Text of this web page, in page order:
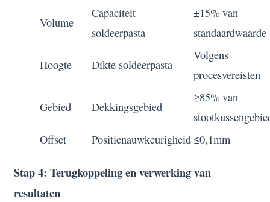
Volume
Capaciteit
soldeerpasta
±15% van
standaardwaarde
Hoogte Dikte soldeerpasta
Volgens
procesvereisten
Gebied Dekkingsgebied
≥85% van
Offset
Positienauwkeurigheid ≤0,1mm
Stap 4: Terugkoppeling en verwerking van
resultaten